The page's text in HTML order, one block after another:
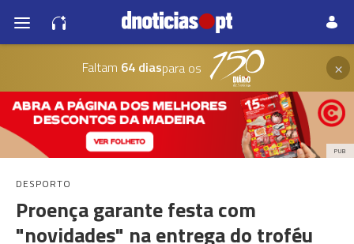
Faltam 64 diaspara os ×
PUB
DESPORTO
Proença garante festa com
"novidades" na entrega do troféu